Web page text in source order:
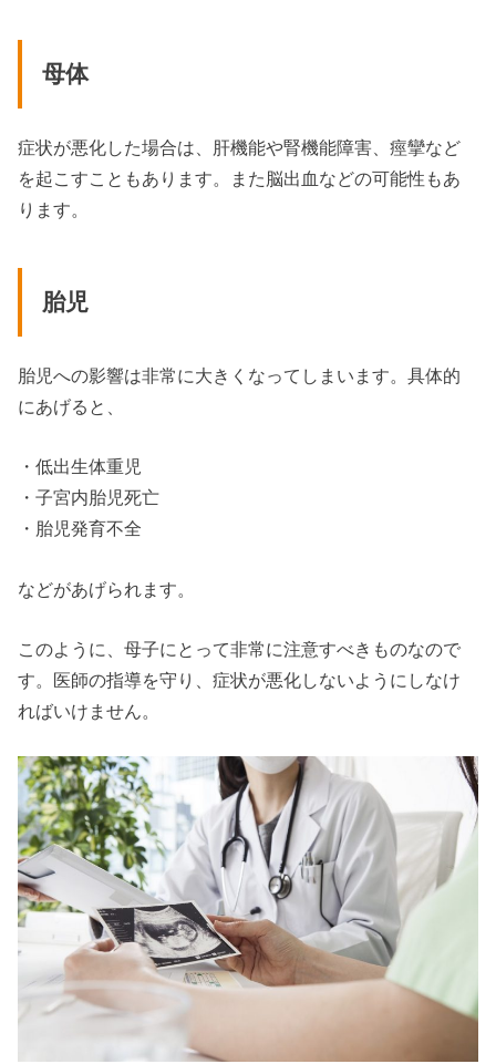
母体
症状が悪化した場合は、肝機能や腎機能障害、痙攣など
を起こすこともあります。また脳出血などの可能性もあ
ります。
胎児
胎児への影響は非常に大きくなってしまいます。具体的
にあげると、
・低出生体重児
・子宮内胎児死亡
・胎児発育不全
などがあげられます。
このように、母子にとって非常に注意すべきものなので
す。医師の指導を守り、症状が悪化しないようにしなけ
ればいけません。